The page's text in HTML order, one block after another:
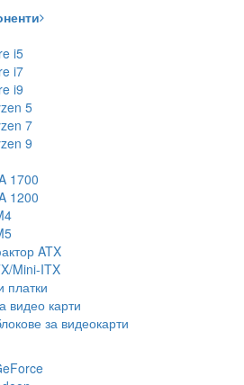
i5
i7
i9
5
7
9
1700
1200
ATX
Mini-ITX
платки
видео карти
за видеокарти